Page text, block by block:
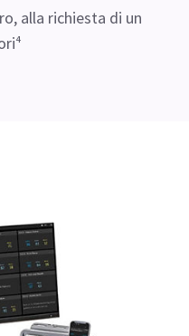
alla richiesta di un